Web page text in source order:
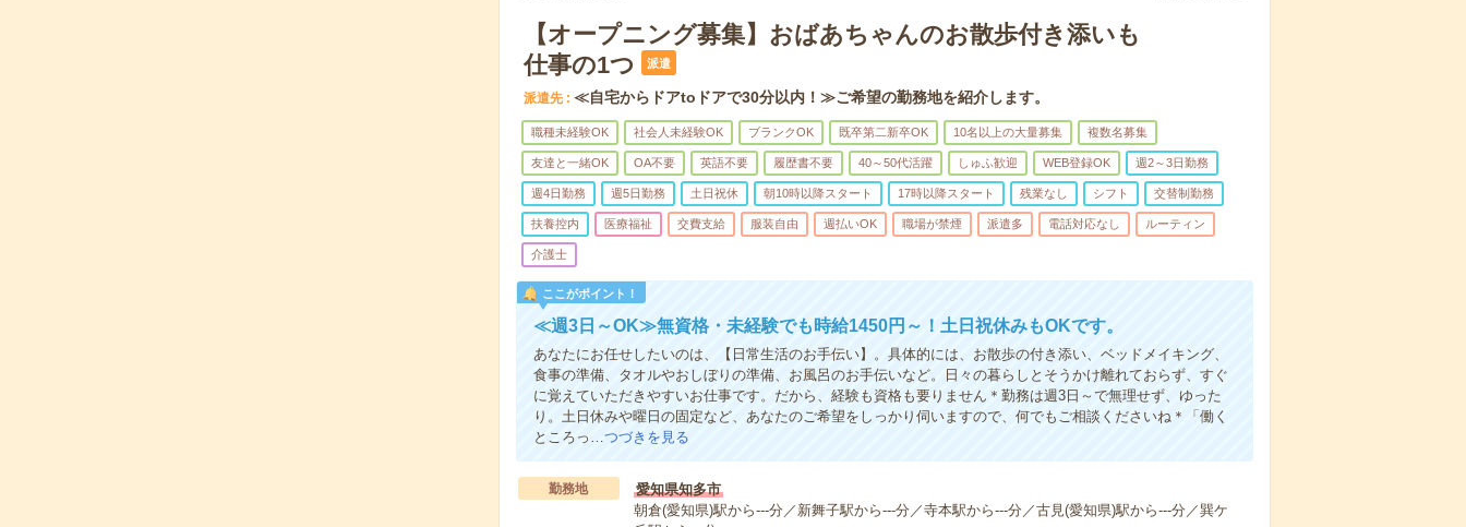
【オープニング募集】おばあちゃんのお散歩付き添いも
仕事の1つ
派遣
派遣先 ≪自宅からドアtoドアで30分以内！≫ご希望の勤務地を紹介します。
職種未経験OK 社会人未経験OK ブランクOK 既卒第二新卒OK 10名以上の大量募集 複数名募集
友達と一緒OK OA不要 英語不要 履歴書不要 40～50代活躍 しゅふ歓迎 WEB登録OK 週2～3日勤務
週4日勤務 週5日勤務 土日祝休 朝10時以降スタート 17時以降スタート 残業なし シフト 交替制勤務
扶養控内 医療福祉 交費支給 服装自由 週払いOK 職場が禁煙 派遣多 電話対応なし ルーティン
介護士
ここがポイント！
≪週3日～OK≫無資格・未経験でも時給1450円～！土日祝休みもOKです。
あなたにお任せしたいのは、【日常生活のお手伝い】。具体的には、お散歩の付き添い、ベッドメイキング、
食事の準備、タオルやおしぼりの準備、お風呂のお手伝いなど。日々の暮らしとそうかけ離れておらず、すぐ
に覚えていただきやすいお仕事です。だから、経験も資格も要りません＊勤務は週3日～で無理せず、ゆった
り。土日休みや曜日の固定など、あなたのご希望をしっかり伺いますので、何でもご相談くださいね＊「働く
ところっ…つづきを見る
勤務地
愛知県知多市
朝倉(愛知県)駅から---分／新舞子駅から---分／寺本駅から---分／古見(愛知県)駅から---分／巽ケ